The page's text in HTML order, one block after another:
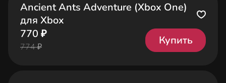
Ancient Ants Adventure (Xbox One)
для Xbox
770 ₽
774 ₽
Купить